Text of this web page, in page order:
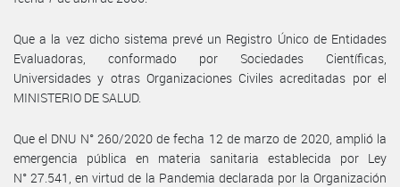
Que a la vez dicho sistema prevé un Registro Único de Entidades
Evaluadoras, conformado por Sociedades Científicas,
Universidades y otras Organizaciones Civiles acreditadas por el
MINISTERIO DE SALUD.
Que el DNU N° 260/2020 de fecha 12 de marzo de 2020, amplió la
emergencia pública en materia sanitaria establecida por Ley
N° 27.541, en virtud de la Pandemia declarada por la Organización